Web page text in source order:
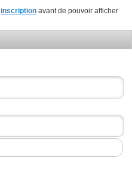
inscription avant de pouvoir afficher